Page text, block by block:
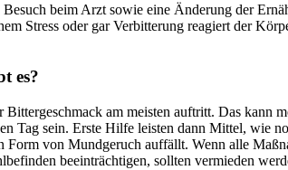
beim Arzt sowie eine Änderung der
Stress oder gar Verbitterung reagiert der
es?
am meisten auftritt. Das
Tag sein. Erste Hilfe leisten dann Mittel,
von Mundgeruch auffällt. Wenn alle
beeinträchtigen, sollten vermieden